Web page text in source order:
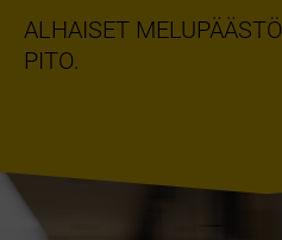
ALHAISET
PITO.